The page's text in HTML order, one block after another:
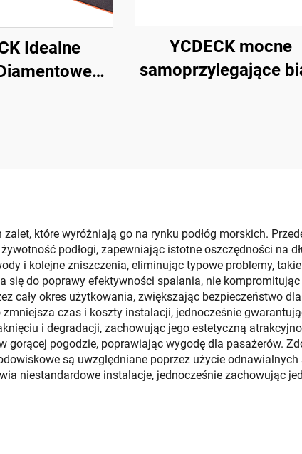
Idealne
YCDECK mocne
samoprzylegające
które wyróżniają go na rynku podłóg morskich.
podłogi, zapewniając istotne oszczędności na
i kolejne zniszczenia, eliminując typowe problemy,
się do poprawy efektywności spalania, nie
cały okres użytkowania, zwiększając bezpieczeństwo
czas i koszty instalacji, jednocześnie
i degradacji, zachowując jego estetyczną
gorącej pogodzie, poprawiając wygodę dla pasażerów.
są uwzględniane poprzez użycie
niestandardowe instalacje, jednocześnie zachowując